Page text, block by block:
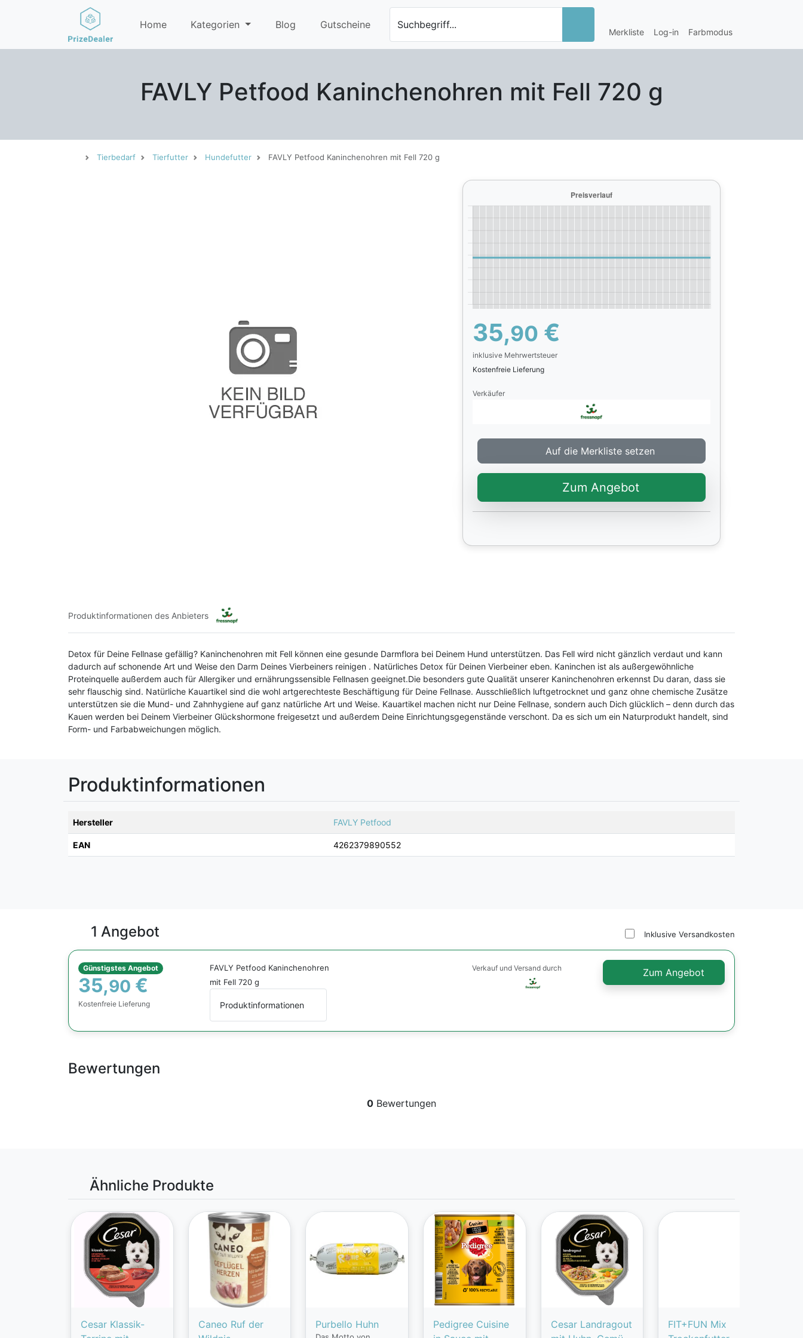
Merkliste Log-in Farbmodus
Home Kategorien Blog Gutscheine Suchbegriff...
FAVLY Petfood Kaninchenohren mit Fell 720 g
Tierbedarf Tierfutter Hundefutter FAVLY Petfood Kaninchenohren mit Fell 720 g
35,90 €
inklusive Mehrwertsteuer
Kostenfreie Lieferung
Verkäufer
Auf die Merkliste setzen
Zum Angebot
Produktinformationen des Anbieters
Detox für Deine Fellnase gefällig? Kaninchenohren mit Fell können eine gesunde Darmflora bei Deinem Hund unterstützen. Das Fell wird nicht gänzlich verdaut und kann
dadurch auf schonende Art und Weise den Darm Deines Vierbeiners reinigen . Natürliches Detox für Deinen Vierbeiner eben. Kaninchen ist als außergewöhnliche
Proteinquelle außerdem auch für Allergiker und ernährungssensible Fellnasen geeignet.Die besonders gute Qualität unserer Kaninchenohren erkennst Du daran, dass sie
sehr flauschig sind. Natürliche Kauartikel sind die wohl artgerechteste Beschäftigung für Deine Fellnase. Ausschließlich luftgetrocknet und ganz ohne chemische Zusätze
unterstützen sie die Mund- und Zahnhygiene auf ganz natürliche Art und Weise. Kauartikel machen nicht nur Deine Fellnase, sondern auch Dich glücklich – denn durch das
Kauen werden bei Deinem Vierbeiner Glückshormone freigesetzt und außerdem Deine Einrichtungsgegenstände verschont. Da es sich um ein Naturprodukt handelt, sind
Form- und Farbabweichungen möglich.
Produktinformationen
Hersteller FAVLY Petfood
EAN 4262379890552
1 Angebot Inklusive Versandkosten
Günstigstes Angebot
35,90 €
Kostenfreie Lieferung
FAVLY Petfood Kaninchenohren
mit Fell 720 g
Produktinformationen
Verkauf und Versand durch Zum Angebot
Bewertungen
0 Bewertungen
Ähnliche Produkte
Cesar Klassik-
Caneo Ruf der
Purbello Huhn
Pedigree Cuisine
Cesar Landragout
FIT+FUN Mix